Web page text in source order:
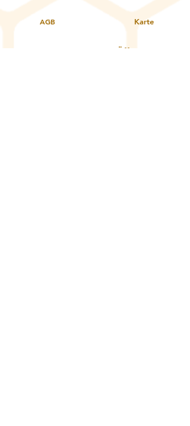
AGB
Datenschutzerklärung
Karte
Öffnungszeiten